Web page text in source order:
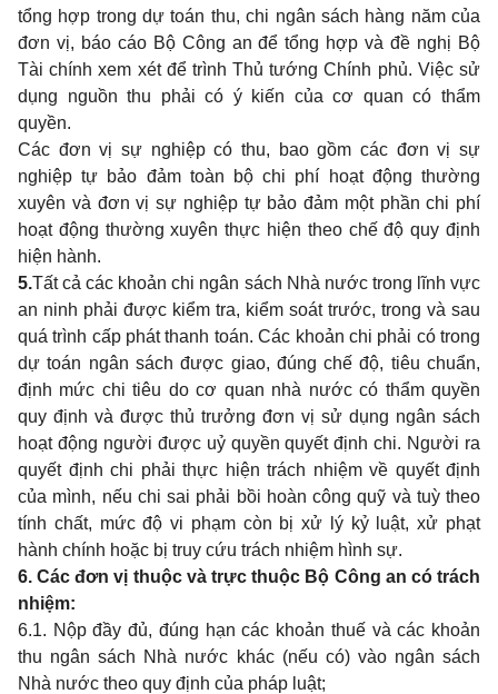
tổng hợp trong dự toán thu, chi ngân sách hàng năm của
đơn vị, báo cáo Bộ Công an để tổng hợp và đề nghị Bộ
Tài chính xem xét để trình Thủ tướng Chính phủ. Việc sử
dụng nguồn thu phải có ý kiến của cơ quan có thẩm
quyền.
Các đơn vị sự nghiệp có thu, bao gồm các đơn vị sự
nghiệp tự bảo đảm toàn bộ chi phí hoạt động thường
xuyên và đơn vị sự nghiệp tự bảo đảm một phần chi phí
hoạt động thường xuyên thực hiện theo chế độ quy định
hiện hành.
5.Tất cả các khoản chi ngân sách Nhà nước trong lĩnh vực
an ninh phải được kiểm tra, kiểm soát trước, trong và sau
quá trình cấp phát thanh toán. Các khoản chi phải có trong
dự toán ngân sách được giao, đúng chế độ, tiêu chuẩn,
định mức chi tiêu do cơ quan nhà nước có thẩm quyền
quy định và được thủ trưởng đơn vị sử dụng ngân sách
hoạt động người được uỷ quyền quyết định chi. Người ra
quyết định chi phải thực hiện trách nhiệm về quyết định
của mình, nếu chi sai phải bồi hoàn công quỹ và tuỳ theo
tính chất, mức độ vi phạm còn bị xử lý kỷ luật, xử phạt
hành chính hoặc bị truy cứu trách nhiệm hình sự.
6. Các đơn vị thuộc và trực thuộc Bộ Công an có trách
nhiệm:
6.1. Nộp đầy đủ, đúng hạn các khoản thuế và các khoản
thu ngân sách Nhà nước khác (nếu có) vào ngân sách
Nhà nước theo quy định của pháp luật;